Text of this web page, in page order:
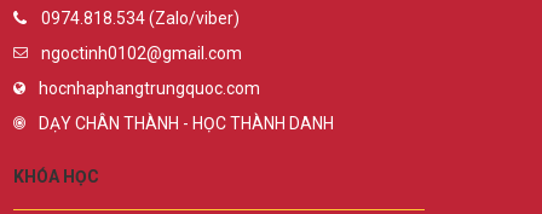
0974.818.534 (Zalo/viber)
ngoctinh0102@gmail.com
hocnhaphangtrungquoc.com
DẠY CHÂN THÀNH - HỌC THÀNH DANH
KHÓA HỌC